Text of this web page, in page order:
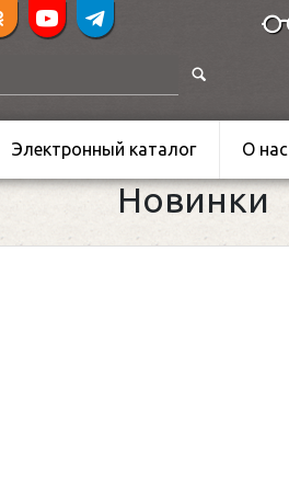
Электронный каталог О нас
Новинки